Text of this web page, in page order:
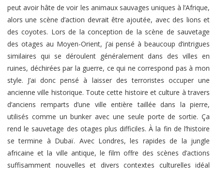
peut avoir hâte de voir les animaux sauvages uniques à l’Afrique,
alors une scène d’action devrait être ajoutée, avec des lions et
des coyotes. Lors de la conception de la scène de sauvetage
des otages au Moyen-Orient, j’ai pensé à beaucoup d’intrigues
similaires qui se déroulent généralement dans des villes en
ruines, déchirées par la guerre, ce qui ne correspond pas à mon
style. J’ai donc pensé à laisser des terroristes occuper une
ancienne ville historique. Toute cette histoire et culture à travers
d’anciens remparts d’une ville entière taillée dans la pierre,
utilisés comme un bunker avec une seule porte de sortie. Ça
rend le sauvetage des otages plus difficiles. À la fin de l’histoire
se termine à Dubaï. Avec Londres, les rapides de la jungle
africaine et la ville antique, le film offre des scènes d’actions
suffisamment nouvelles et divers contextes culturelles idéal